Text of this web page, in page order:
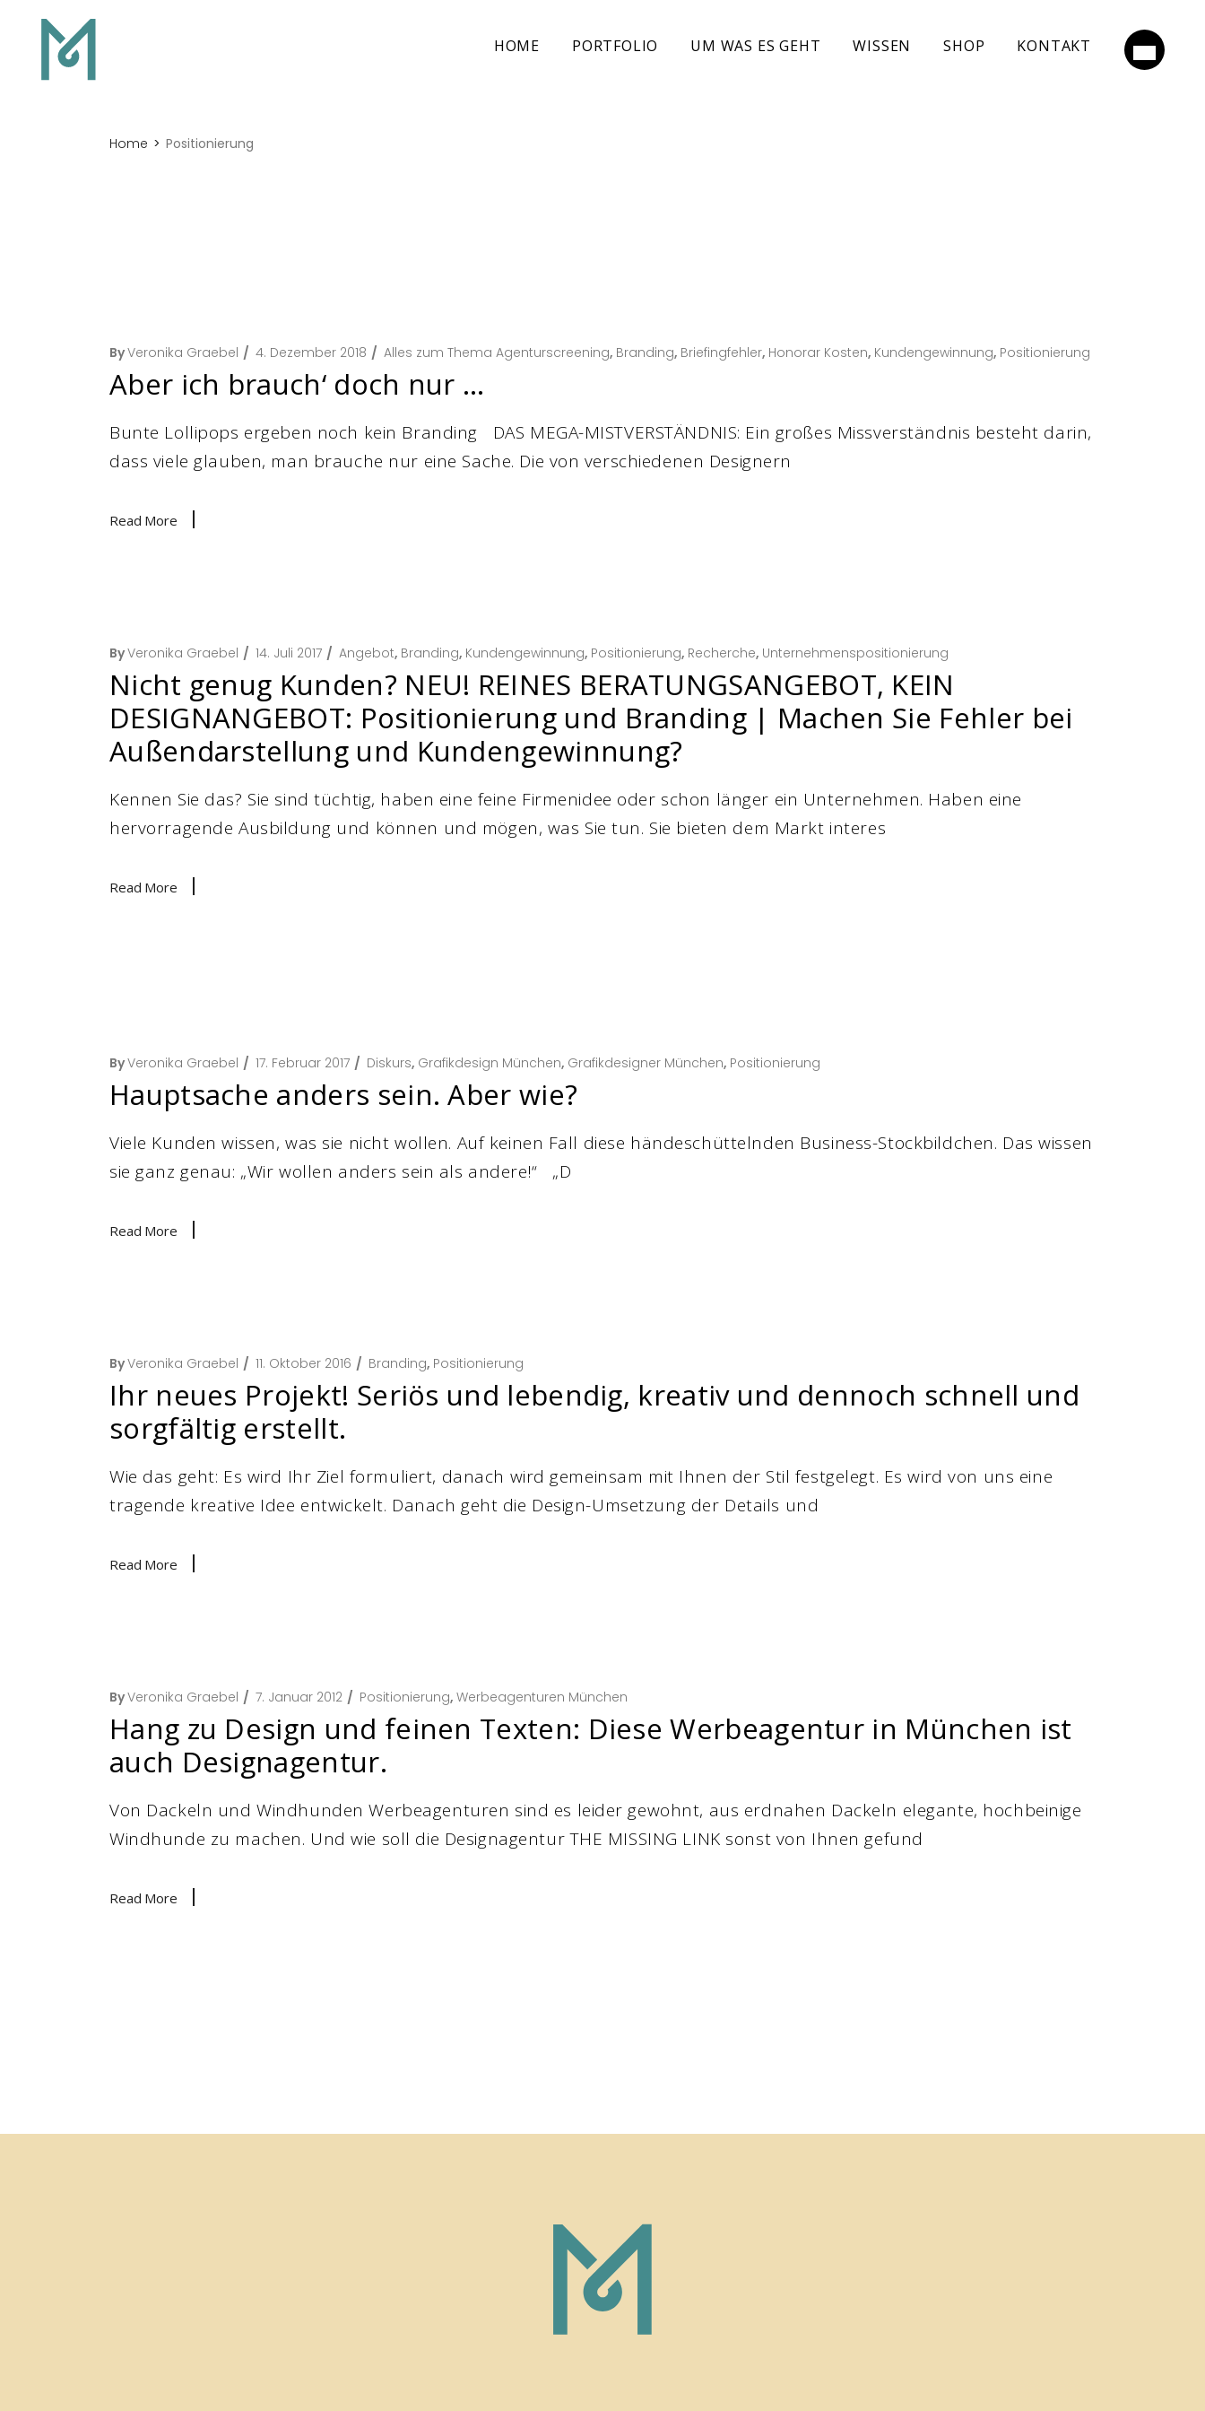
HOME PORTFOLIO UM WAS ES GEHT WISSEN SHOP KONTAKT
Home Positionierung
ByVeronika Graebel 4. Dezember 2018 Alles zum Thema Agenturscreening, Branding, Briefingfehler, Honorar Kosten, Kundengewinnung, Positionierung
Aber ich brauch‘ doch nur …
Bunte Lollipops ergeben noch kein Branding DAS MEGA-MISTVERSTÄNDNIS: Ein großes Missverständnis besteht darin,
dass viele glauben, man brauche nur eine Sache. Die von verschiedenen Designern
Read More
ByVeronika Graebel 14. Juli 2017 Angebot, Branding, Kundengewinnung, Positionierung, Recherche, Unternehmenspositionierung
Nicht genug Kunden? NEU! REINES BERATUNGSANGEBOT, KEIN
DESIGNANGEBOT: Positionierung und Branding | Machen Sie Fehler bei
Außendarstellung und Kundengewinnung?
Kennen Sie das? Sie sind tüchtig, haben eine feine Firmenidee oder schon länger ein Unternehmen. Haben eine
hervorragende Ausbildung und können und mögen, was Sie tun. Sie bieten dem Markt interes
Read More
ByVeronika Graebel 17. Februar 2017 Diskurs, Grafikdesign München, Grafikdesigner München, Positionierung
Hauptsache anders sein. Aber wie?
Viele Kunden wissen, was sie nicht wollen. Auf keinen Fall diese händeschüttelnden Business-Stockbildchen. Das wissen
sie ganz genau: „Wir wollen anders sein als andere!“ „D
Read More
ByVeronika Graebel 11. Oktober 2016 Branding, Positionierung
Ihr neues Projekt! Seriös und lebendig, kreativ und dennoch schnell und
sorgfältig erstellt.
Wie das geht: Es wird Ihr Ziel formuliert, danach wird gemeinsam mit Ihnen der Stil festgelegt. Es wird von uns eine
tragende kreative Idee entwickelt. Danach geht die Design-Umsetzung der Details und
Read More
ByVeronika Graebel 7. Januar 2012 Positionierung, Werbeagenturen München
Hang zu Design und feinen Texten: Diese Werbeagentur in München ist
auch Designagentur.
Von Dackeln und Windhunden Werbeagenturen sind es leider gewohnt, aus erdnahen Dackeln elegante, hochbeinige
Windhunde zu machen. Und wie soll die Designagentur THE MISSING LINK sonst von Ihnen gefund
Read More